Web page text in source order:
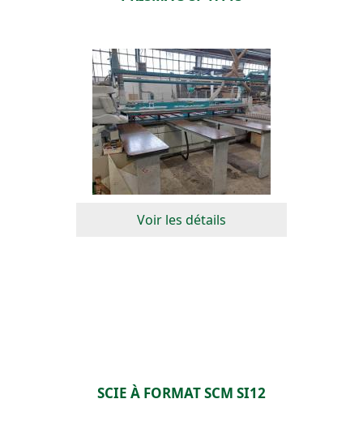
Voir les détails
SCIE À FORMAT SCM SI12